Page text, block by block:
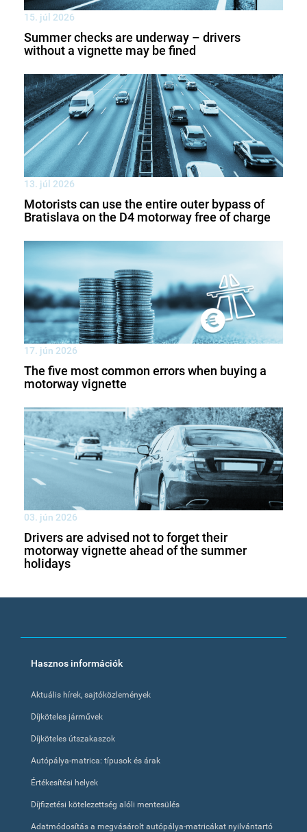
15. júl 2026
Summer checks are underway – drivers
without a vignette may be fined
13. júl 2026
Motorists can use the entire outer bypass of
Bratislava on the D4 motorway free of charge
17. jún 2026
The five most common errors when buying a
motorway vignette
03. jún 2026
Drivers are advised not to forget their
motorway vignette ahead of the summer
holidays
Footer
Hasznos információk
Aktuális hírek, sajtóközlemények
Díjköteles járművek
Díjköteles útszakaszok
Autópálya-matrica: típusok és árak
Értékesítési helyek
Díjfizetési kötelezettség alóli mentesülés
Adatmódosítás a megvásárolt autópálya-matricákat nyilvántartó